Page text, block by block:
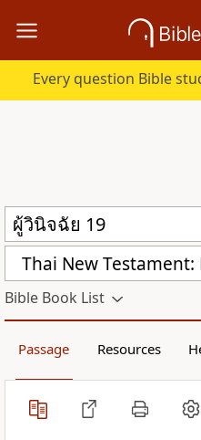
Bible Book List
Passage Resources